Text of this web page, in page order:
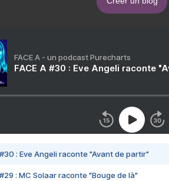
FACE A - un podcast Purecharts
FACE A #30 : Eve Angeli raconte
#30 : Eve Angeli raconte "Avant de partir"
#29 : MC Solaar raconte "Bouge de là"